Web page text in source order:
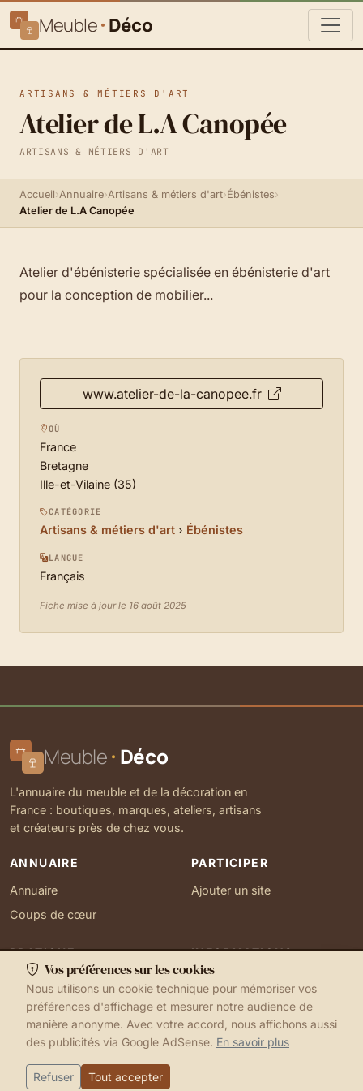
Meuble Déco
ARTISANS & MÉTIERS D'ART
Atelier de L.A Canopée
ARTISANS & MÉTIERS D'ART
Accueil›Annuaire›Artisans & métiers d'art›Ébénistes›
Atelier de L.A Canopée
Atelier d'ébénisterie spécialisée en ébénisterie d'art
pour la conception de mobilier...
www.atelier-de-la-canopee.fr
OÙ
France
Bretagne
Ille-et-Vilaine (35)
CATÉGORIE
Artisans & métiers d'art › Ébénistes
LANGUE
Français
Fiche mise à jour le 16 août 2025
Meuble Déco
L'annuaire du meuble et de la décoration en
France : boutiques, marques, ateliers, artisans
et créateurs près de chez vous.
ANNUAIRE
Annuaire
Coups de cœur
PARTICIPER
Ajouter un site
PRATIQUE
Ma localisation
Gérer mes cookies
INFORMATIONS
Contact
1999-2026 © Meuble Déco Mentions légales
Vos préférences sur les cookies
Nous utilisons un cookie technique pour mémoriser vos
préférences d'affichage et mesurer notre audience de
manière anonyme. Avec votre accord, nous affichons aussi
des publicités via Google AdSense. En savoir plus
Refuser Tout accepter